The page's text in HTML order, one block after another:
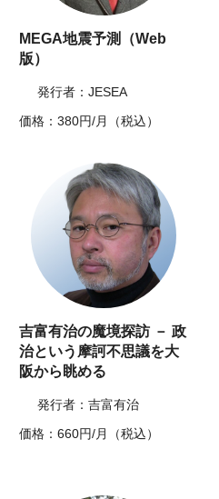
MEGA地震予測（Web
版）
発行者：JESEA
価格：380円/月（税込）
吉富有治の魔境探訪 － 政
治という摩訶不思議を大
阪から眺める
発行者：吉富有治
価格：660円/月（税込）